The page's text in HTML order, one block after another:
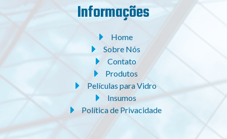
Informações
Home
Sobre Nós
Contato
Produtos
Películas para Vidro
Insumos
Política de Privacidade